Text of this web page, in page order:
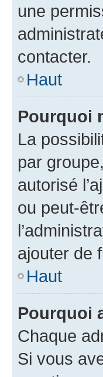
une
contacter.
Haut
Pourquoi
La
par
autorisé
ou peut-
ajouter de
Haut
Pourquoi
Chaque
Si vous